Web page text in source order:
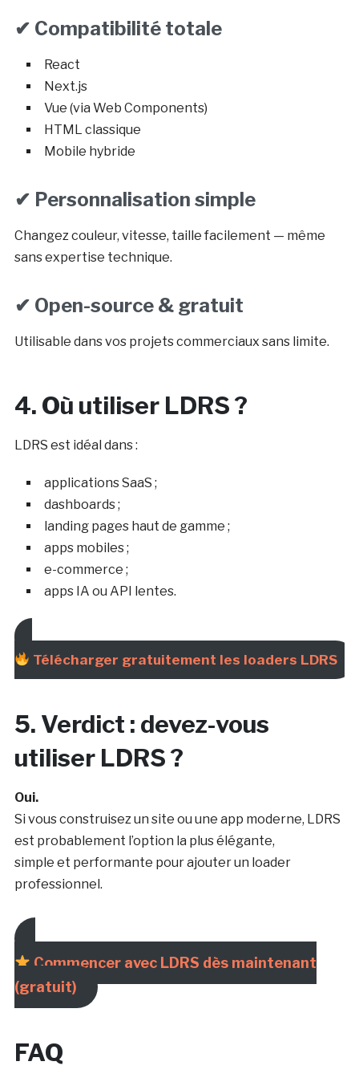
✔ Compatibilité totale
React
Next.js
Vue (via Web Components)
HTML classique
Mobile hybride
✔ Personnalisation simple
Changez couleur, vitesse, taille facilement — même
sans expertise technique.
✔ Open-source & gratuit
Utilisable dans vos projets commerciaux sans limite.
4. Où utiliser LDRS ?
LDRS est idéal dans :
applications SaaS ;
dashboards ;
landing pages haut de gamme ;
apps mobiles ;
e-commerce ;
apps IA ou API lentes.
Télécharger gratuitement les loaders LDRS
5. Verdict : devez-vous
utiliser LDRS ?
Oui.
Si vous construisez un site ou une app moderne, LDRS
est probablement l’option la plus élégante,
simple et performante pour ajouter un loader
professionnel.
Commencer avec LDRS dès maintenant
(gratuit)
FAQ